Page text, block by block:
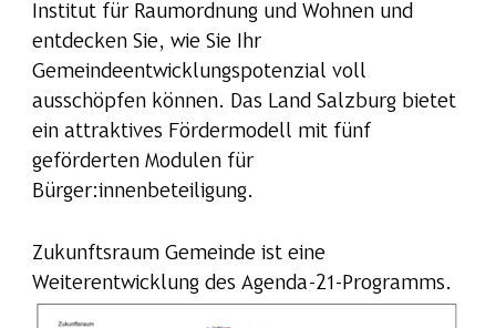
Institut für Raumordnung und Wohnen und
entdecken Sie, wie Sie Ihr
Gemeindeentwicklungspotenzial voll
ausschöpfen können. Das Land Salzburg bietet
ein attraktives Fördermodell mit fünf
geförderten Modulen für
Bürger:innenbeteiligung.
Zukunftsraum Gemeinde ist eine
Weiterentwicklung des Agenda-21-Programms.